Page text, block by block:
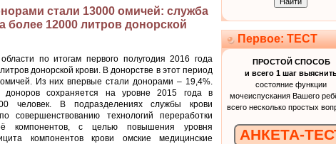
стали 13000 омичей: служба
более 12000 литров донорской
области по итогам первого полугодия 2016 года
донорской крови. В донорстве в этот период
Из них впервые стали донорами – 19,4%.
доноров сохраняется на уровне 2015 года в
человек. В подразделениях службы крови
совершенствованию технологий переработки
компонентов, с целью повышения уровня
компонентов крови омские медицинские
Первое: ТЕСТ
ПРОСТОЙ СПОСОБ
и всего 1 шаг
состояние функции
мочеиспускания Вашего
всего несколько простых
АНКЕТА-